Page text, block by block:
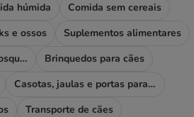
húmida
Comida sem cereais
e ossos
Suplementos alimentares
Higiene e máquinas de tosquiar
Brinquedos para cães
Casotas, jaulas e portas para cães
Transporte de cães